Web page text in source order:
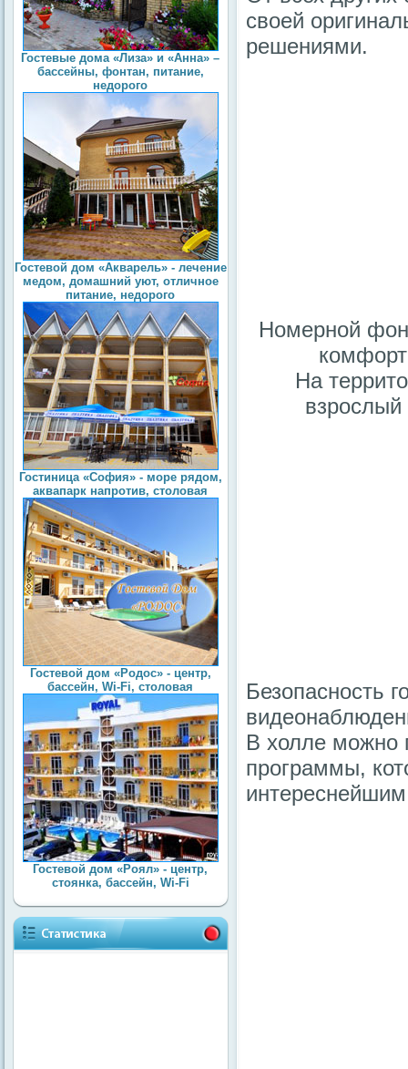
Гостевые дома «Лиза» и «Анна» –
бассейны, фонтан, питание,
недорого
Гостевой дом «Акварель» - лечение
медом, домашний уют, отличное
питание, недорого
Гостиница «София» - море рядом,
аквапарк напротив, столовая
Гостевой дом «Родос» - центр,
бассейн, Wi-Fi, столовая
Гостевой дом «Роял» - центр,
стоянка, бассейн, Wi-Fi
своей
решениями.
Номерной
На
Безопасность
В холле можно
программы,